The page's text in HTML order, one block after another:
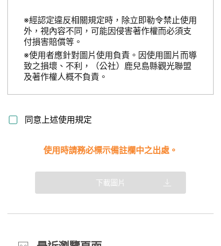
※經認定違反相關規定時，除立即勒令禁止使用
外，視內容不同，可能因侵害著作權而必須支
付損害賠償等。
※使用者應針對圖片使用負責。因使用圖片而導
致之損壞、不利，（公社）鹿兒島縣觀光聯盟
及著作權人概不負責。
同意上述使用規定
使用時請務必標示備註欄中之出處。
下載圖片